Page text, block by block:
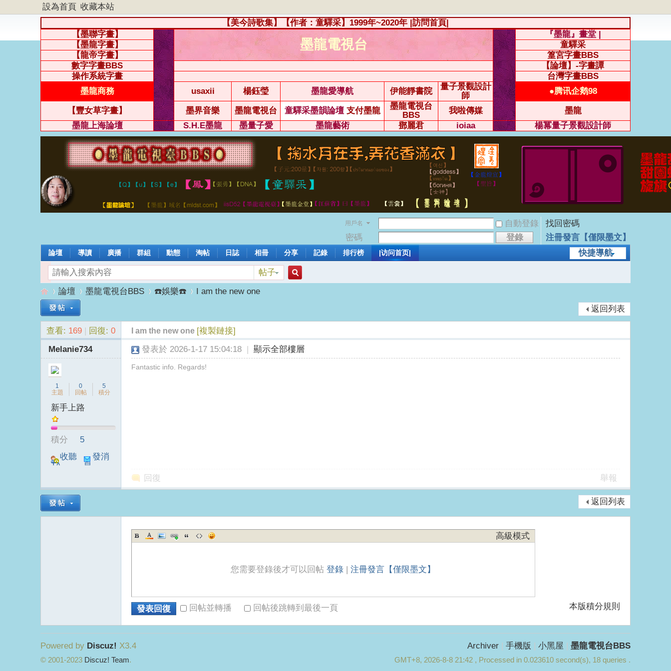
設為首頁 收藏本站
【美今詩歌集】【作者：童驛采】1999年~2020年 |訪問首頁|
【墨聯字畫】
墨龍電視台
『墨龍』畫堂 |
【墨龍字畫】
童驛采
【龍帝字畫】
篁宮字畫BBS
數字字畫BBS
【論壇】-字畫譚
操作系統字畫
台灣字畫BBS
墨龍商務
usaxii 楊鈺瑩 墨龍愛導航 伊能靜書院
量子景觀設計
師
●腾讯企鹅98
【豐女草字畫】 墨界音樂 墨龍電視台 童驛采墨韻論壇 支付墨龍
墨龍電視台
BBS
我啦傳媒
墨龍
墨龍上海論壇
S.H.E墨龍 墨量子愛 墨龍藝術 鄧麗君 ioiaa 楊冪量子景觀設計師
用戶名 自動登錄
找回密碼
密碼
登錄
注冊發言【僅限墨文】
快捷導航
論壇 導讀 廣播 群組 動態 淘帖 日誌 相冊 分享 記錄 排行榜 |访问首页|
帖子
墨
視
»
論壇
›
墨龍電視台BBS
›
☎️娛樂☎️
›
I am the new one
返回列表
查看: 169 | 回復: 0 I am the new one [複製鏈接]
Melanie734
1
主題
0
回帖
5
積分
新手上路
積分
5
收聽
TA
發消
息
發表於 2026-1-17 15:04:18 | 顯示全部樓層
Fantastic info. Regards!
回復 舉報
返回列表
高級模式
您需要登錄後才可以回帖登錄 |注冊發言【僅限墨文】
本版積分規則
發表回復 回帖並轉播 回帖後跳轉到最後一頁
Archiver | 手機版 | 小黑屋 | 墨龍電視台BBS
GMT+8, 2026-8-8 21:42 , Processed in 0.023610 second(s), 18 queries .
Powered by Discuz! X3.4
© 2001-2023 Discuz! Team.